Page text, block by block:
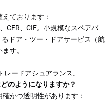
ております：
CFR、CIF。小規模なスペアパ
ドア・ツー・ドアサービス（航
す。
ードアシュアランス。
のようになりますか？
かつ透明性があります：